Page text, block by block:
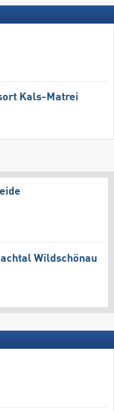
Kals-Matrei
Wildschönau